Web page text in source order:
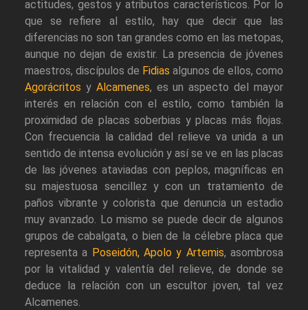
actitudes, gestos y atributos característicos. Por lo
que se refiere al estilo, hay que decir que las
diferencias no son tan grandes como en las metopas,
aunque no dejan de existir. La presencia de jóvenes
maestros, discípulos de Fidias algunos de ellos, como
Agorácritos y Alcamenes, es un aspecto del mayor
interés en relación con el estilo, como también la
proximidad de placas soberbias y placas más flojas.
Con frecuencia la calidad del relieve va unida a un
sentido de intensa evolución y así se ve en las placas
de las jóvenes ataviadas con peplos, magníficas en
su majestuosa sencillez y con un tratamiento de
paños vibrante y colorista que denuncia un estadio
muy avanzado. Lo mismo se puede decir de algunos
grupos de cabalgata, o bien de la célebre placa que
representa a Poseidón, Apolo y Artemis, asombrosa
por la vitalidad y valentía del relieve, de donde se
deduce la relación con un escultor joven, tal vez
Alcamenes.